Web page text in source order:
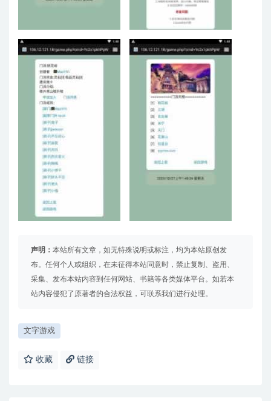
声明： 本站所有文章，如无特殊说明或标注，均为本站原创发
布。任何个人或组织，在未征得本站同意时，禁止复制、盗用、
采集、发布本站内容到任何网站、书籍等各类媒体平台。如若本
站内容侵犯了原著者的合法权益，可联系我们进行处理。
文字游戏
收藏 链接